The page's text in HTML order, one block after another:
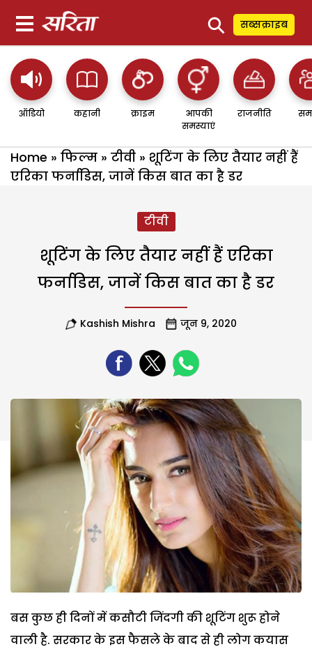
⚲ सब्सक्राइब
ऑडियो कहानी क्राइम
आपकी
समस्याएं
राजनीति
Home » फिल्म » टीवी » शूटिंग के लिए तैयार नहीं हैं
एरिका फर्नाडिस, जानें किस बात का है डर
टीवी
शूटिंग के लिए तैयार नहीं हैं एरिका
फर्नाडिस, जानें किस बात का है डर
Kashish Mishra जून 9, 2020
बस कुछ ही दिनों में कसौटी जिंदगी की शूटिंग शुरू होने
वाली है. सरकार के इस फैसले के बाद से ही लोग कयास